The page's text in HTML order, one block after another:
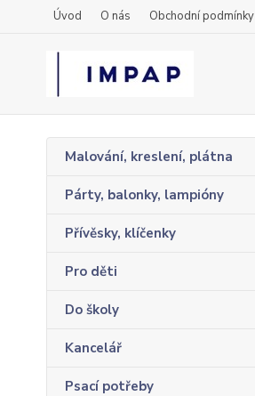
Úvod O nás Obchodní podmínky
Malování, kreslení, plátna
Párty, balonky, lampióny
Přívěsky, klíčenky
Pro děti
Do školy
Kancelář
Psací potřeby